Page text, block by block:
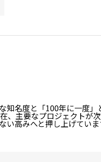
知名度と「100年に一度
、主要なプロジェクトが
い高みへと押し上げていま